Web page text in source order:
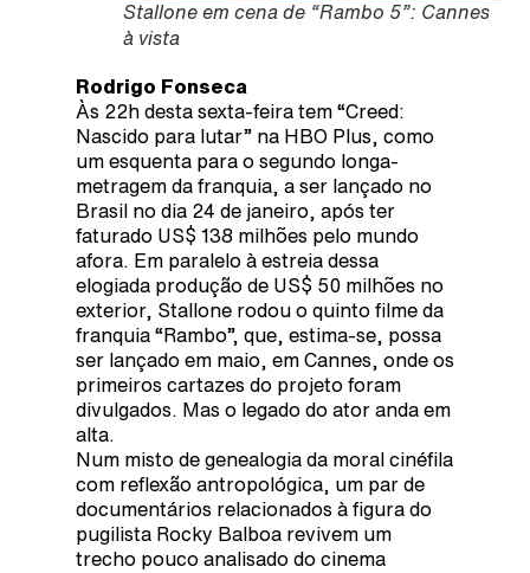
Stallone em cena de “Rambo 5”: Cannes
à vista
Rodrigo Fonseca
Às 22h desta sexta-feira tem “Creed:
Nascido para lutar” na HBO Plus, como
um esquenta para o segundo longa-
metragem da franquia, a ser lançado no
Brasil no dia 24 de janeiro, após ter
faturado US$ 138 milhões pelo mundo
afora. Em paralelo à estreia dessa
elogiada produção de US$ 50 milhões no
exterior, Stallone rodou o quinto filme da
franquia “Rambo”, que, estima-se, possa
ser lançado em maio, em Cannes, onde os
primeiros cartazes do projeto foram
divulgados. Mas o legado do ator anda em
alta.
Num misto de genealogia da moral cinéfila
com reflexão antropológica, um par de
documentários relacionados à figura do
pugilista Rocky Balboa revivem um
trecho pouco analisado do cinema